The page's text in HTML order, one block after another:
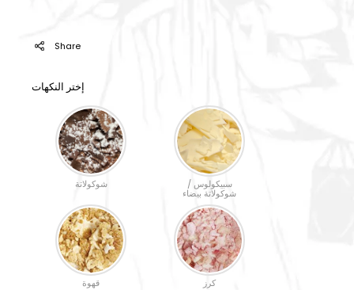
Share
إختر النكهات
شوكولاتة سبيكولوس /
شوكولاتة بيضاء
قهوة كرز